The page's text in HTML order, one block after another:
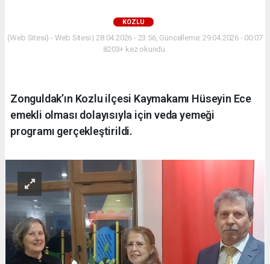
KOZLU
(Web Sitesi) - Web Sitesi | 28.04.2026 - 23:56, Güncelleme: 29.04.2026 - 00:07
8203+ kez okundu.
Zonguldak’ın Kozlu ilçesi Kaymakamı Hüseyin Ece
emekli olması dolayısıyla için veda yemeği
programı gerçekleştirildi.